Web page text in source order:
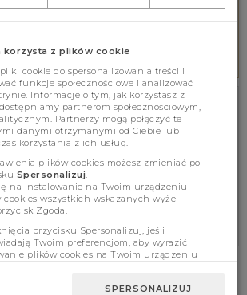
wszystkie płatności
NEWSLETTER
BEZPŁATNIE NA NEWSLETTER!
marketingowe
korzysta z plików cookie
cookie do spersonalizowania treści i
funkcje społecznościowe i analizować
Informacje o tym, jak korzystasz z
partnerom społecznościowym,
Partnerzy mogą połączyć te
danymi otrzymanymi od Ciebie lub
korzystania z ich usług.
plików cookies możesz zmieniać po
Spersonalizuj
na instalowanie na Twoim urządzeniu
cookies wszystkich wskazanych wyżej
Zgoda.
przycisku Spersonalizuj, jeśli
Twoim preferencjom, aby wyrazić
plików cookies na Twoim urządzeniu
SPERSONALIZUJ